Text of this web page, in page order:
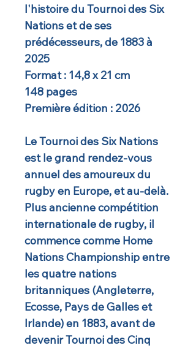
l'histoire du Tournoi des Six
Nations et de ses
prédécesseurs, de 1883 à
2025
Format : 14,8 x 21 cm
148 pages
Première édition : 2026
Le Tournoi des Six Nations
est le grand rendez-vous
annuel des amoureux du
rugby en Europe, et au-delà.
Plus ancienne compétition
internationale de rugby, il
commence comme Home
Nations Championship entre
les quatre nations
britanniques (Angleterre,
Ecosse, Pays de Galles et
Irlande) en 1883, avant de
devenir Tournoi des Cinq